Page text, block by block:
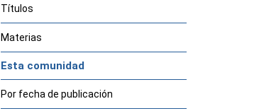
Títulos
Materias
Esta comunidad
Por fecha de publicación